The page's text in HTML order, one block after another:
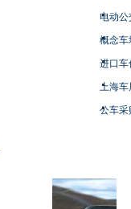
电动
概念车
进口车
上海
公车采